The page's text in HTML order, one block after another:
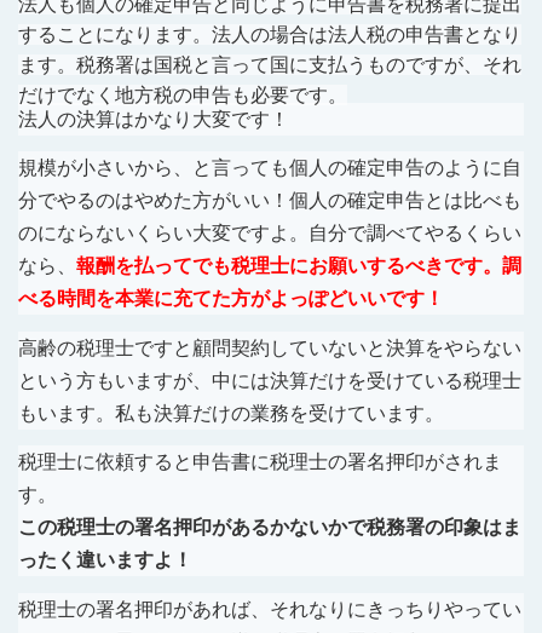
法人も個人の確定申告と同じように申告書を税務署に提出
することになります。法人の場合は法人税の申告書となり
ます。税務署は国税と言って国に支払うものですが、それ
だけでなく地方税の申告も必要です。
法人の決算はかなり大変です！
規模が小さいから、と言っても個人の確定申告のように自
分でやるのはやめた方がいい！個人の確定申告とは比べも
のにならないくらい大変ですよ。自分で調べてやるくらい
なら、 報酬を払ってでも税理士にお願いするべきです。調
べる時間を本業に充てた方がよっぽどいいです！
高齢の税理士ですと顧問契約していないと決算をやらない
という方もいますが、中には決算だけを受けている税理士
もいます。私も決算だけの業務を受けています。
税理士に依頼すると申告書に税理士の署名押印がされま
す。
この税理士の署名押印があるかないかで税務署の印象はま
ったく違いますよ！
税理士の署名押印があれば、それなりにきっちりやってい